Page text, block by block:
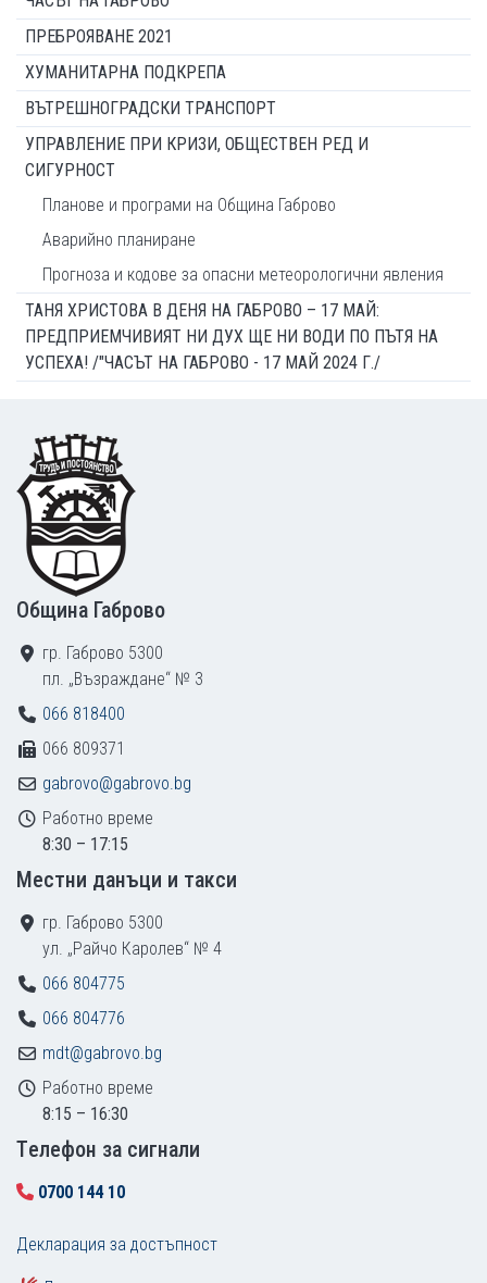
ПРЕБРОЯВАНЕ 2021
ХУМАНИТАРНА ПОДКРЕПА
ВЪТРЕШНОГРАДСКИ ТРАНСПОРТ
УПРАВЛЕНИЕ ПРИ КРИЗИ, ОБЩЕСТВЕН РЕД И
СИГУРНОСТ
Планове и програми на Община Габрово
Аварийно планиране
Прогноза и кодове за опасни метеорологични явления
ТАНЯ ХРИСТОВА В ДЕНЯ НА ГАБРОВО – 17 МАЙ:
ПРЕДПРИЕМЧИВИЯТ НИ ДУХ ЩЕ НИ ВОДИ ПО ПЪТЯ НА
УСПЕХА! /"ЧАСЪТ НА ГАБРОВО - 17 МАЙ 2024 Г./
Footer
Община Габрово
гр. Габрово 5300
пл. „Възраждане“ № 3
066 818400
066 809371
gabrovo@gabrovo.bg
Работно време
8:30 – 17:15
Местни данъци и такси
гр. Габрово 5300
ул. „Райчо Каролев“ № 4
066 804775
066 804776
mdt@gabrovo.bg
Работно време
8:15 – 16:30
Tелефон за сигнали
0700 144 10
Декларация за достъпност